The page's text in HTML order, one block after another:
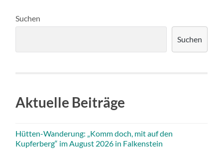
Suchen
Suchen
Aktuelle Beiträge
Hütten-Wanderung: „Komm doch, mit auf den
Kupferberg“ im August 2026 in Falkenstein